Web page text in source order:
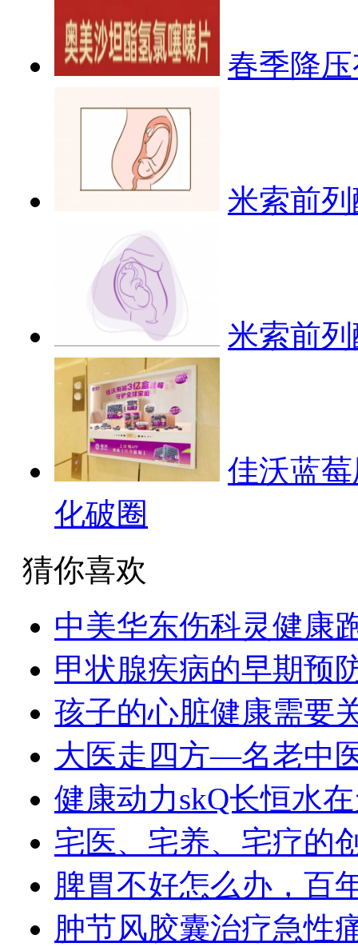
春季降
米索前
米索前
佳沃蓝
化破圈
猜你喜欢
中美华东伤科灵健康
甲状腺疾病的早期预
孩子的心脏健康需要
大医走四方—名老中
健康动力skQ长恒水
宅医、宅养、宅疗的
脾胃不好怎么办，百
肿节风胶囊治疗急性